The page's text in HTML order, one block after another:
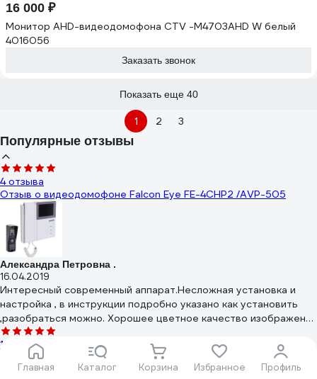
Главная Каталог Корзина Избранное Профиль
16 000 ₽
Монитор AHD-видеодомофона CTV -M4703AHD W белый
4016056
Заказать звонок
Показать еще 40
1 2 3
Популярные отзывы
4 отзыва
Отзыв о видеодомофоне Falcon Eye FE-4CHP2 /AVP-505
Александра Петровна .
16.04.2019
Интересный современный аппарат.Несложная установка и
настройка , в инструкции подробно указано как установить
,разобраться можно. Хорошее цветное качество изображения
,резкое . Звонок громкий . Вызывную панель установили на
лестнице -слышен на весь подъезд и звонок и разговор .
12 отзывов
Отзыв о вызывной панели Tantos iPanel 2 Black 110 град.